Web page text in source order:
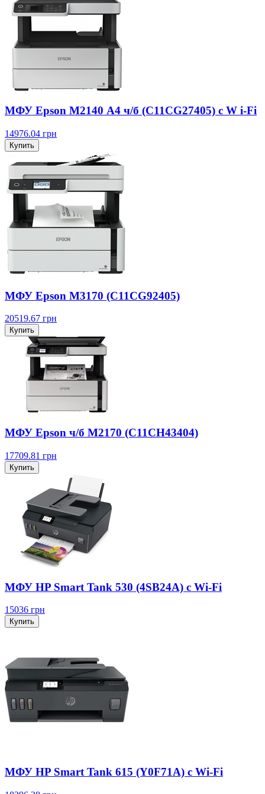
МФУ Epson M2140 А4 ч/б (C11CG27405) с W i-Fi
14976.04 грн
Купить
МФУ Epson M3170 (C11CG92405)
20519.67 грн
Купить
МФУ Epson ч/б M2170 (C11CH43404)
17709.81 грн
Купить
МФУ HP Smart Tank 530 (4SB24A) с Wi-Fi
15036 грн
Купить
МФУ HP Smart Tank 615 (Y0F71A) с Wi-Fi